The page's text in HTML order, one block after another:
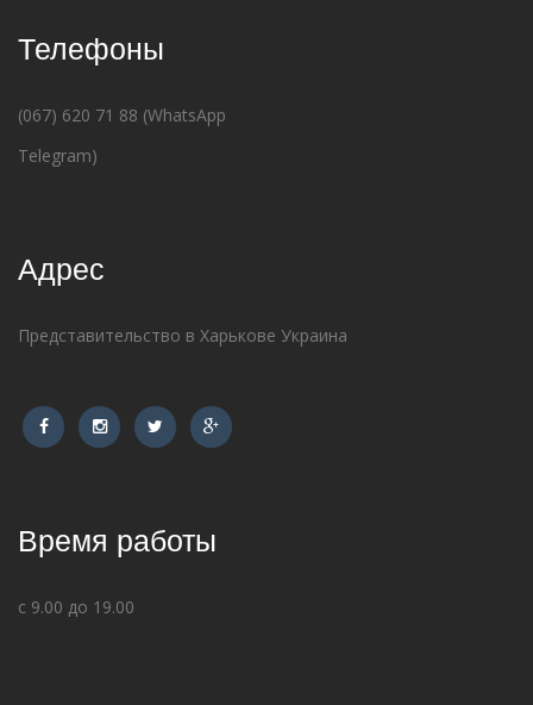
Телефоны
(067) 620 71 88 (WhatsApp
Telegram)
Адрес
Представительство в Харькове Украина
Время работы
с 9.00 до 19.00